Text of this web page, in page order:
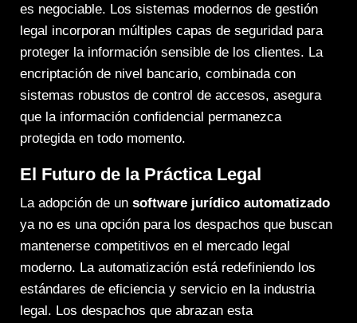
es negociable. Los sistemas modernos de gestión
legal incorporan múltiples capas de seguridad para
proteger la información sensible de los clientes. La
encriptación de nivel bancario, combinada con
sistemas robustos de control de accesos, asegura
que la información confidencial permanezca
protegida en todo momento.
El Futuro de la Práctica Legal
La adopción de un software jurídico automatizado
ya no es una opción para los despachos que buscan
mantenerse competitivos en el mercado legal
moderno. La automatización está redefiniendo los
estándares de eficiencia y servicio en la industria
legal. Los despachos que abrazan esta